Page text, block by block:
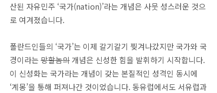
산된 자유민주 ‘국가(nation)’라는 개념은 사뭇 성스러운 것으
로 여겨졌습니다.
폴란드인들의 ‘국가’는 이제 갈기갈기 찢겨나갔지만 국가와 국
경이라는 망할놈의개념은 신성한 힘을 발휘하기 시작합니다.
이 신성화는 국가라는 개념이 갖는 본질적인 성격인 동시에
‘계몽’을 통해 퍼져나간 것이었습니다. 동유럽에서도 서유럽과